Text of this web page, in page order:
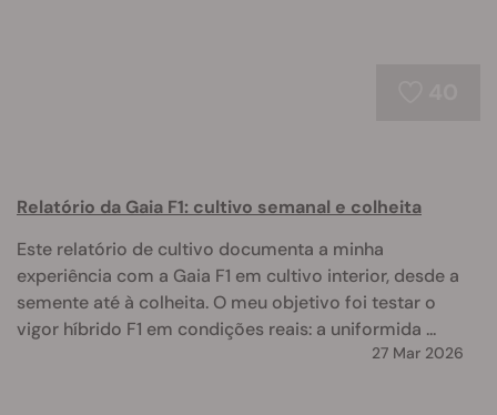
Relatório da Gaia F1: cultivo semanal e colheita
Este relatório de cultivo documenta a minha
experiência com a Gaia F1 em cultivo interior, desde a
semente até à colheita. O meu objetivo foi testar o
vigor híbrido F1 em condições reais: a uniformida ...
27 Mar 2026